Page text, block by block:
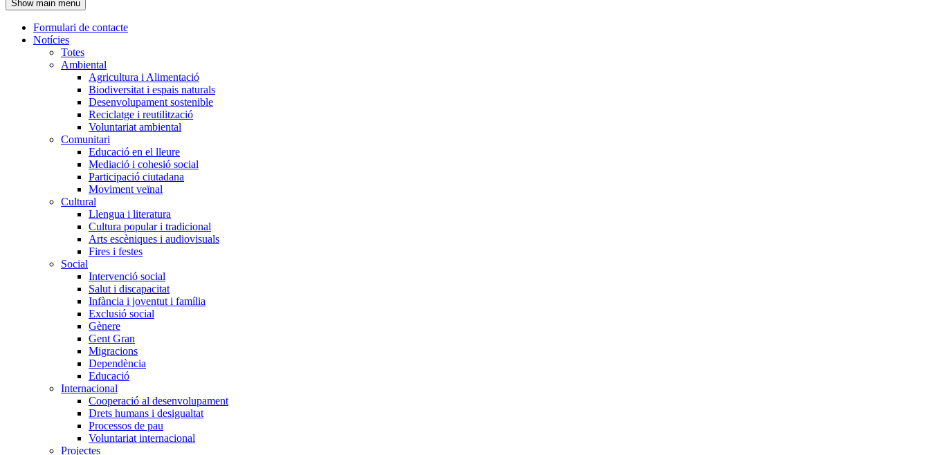
l'encapçalament
Show main menu
Navegació
principal
Formulari de contacte
Notícies
Totes
Ambiental
Agricultura i Alimentació
Biodiversitat i espais naturals
Desenvolupament sostenible
Reciclatge i reutilització
Voluntariat ambiental
Comunitari
Educació en el lleure
Mediació i cohesió social
Participació ciutadana
Moviment veïnal
Cultural
Llengua i literatura
Cultura popular i tradicional
Arts escèniques i audiovisuals
Fires i festes
Social
Intervenció social
Salut i discapacitat
Infància i joventut i família
Exclusió social
Gènere
Gent Gran
Migracions
Dependència
Educació
Internacional
Cooperació al desenvolupament
Drets humans i desigualtat
Processos de pau
Voluntariat internacional
Projectes